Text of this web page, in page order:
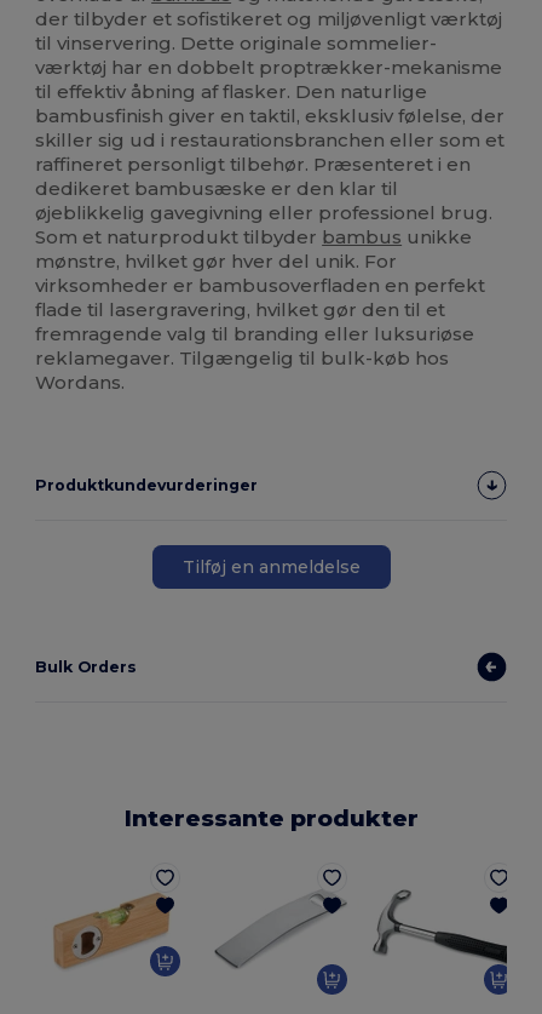
der tilbyder et sofistikeret og miljøvenligt værktøj
til vinservering. Dette originale sommelier-
værktøj har en dobbelt proptrækker-mekanisme
til effektiv åbning af flasker. Den naturlige
bambusfinish giver en taktil, eksklusiv følelse, der
skiller sig ud i restaurationsbranchen eller som et
raffineret personligt tilbehør. Præsenteret i en
dedikeret bambusæske er den klar til
øjeblikkelig gavegivning eller professionel brug.
Som et naturprodukt tilbyder bambus unikke
mønstre, hvilket gør hver del unik. For
virksomheder er bambusoverfladen en perfekt
flade til lasergravering, hvilket gør den til et
fremragende valg til branding eller luksuriøse
reklamegaver. Tilgængelig til bulk-køb hos
Wordans.
Produktkundevurderinger
Tilføj en anmeldelse
Bulk Orders
Interessante produkter